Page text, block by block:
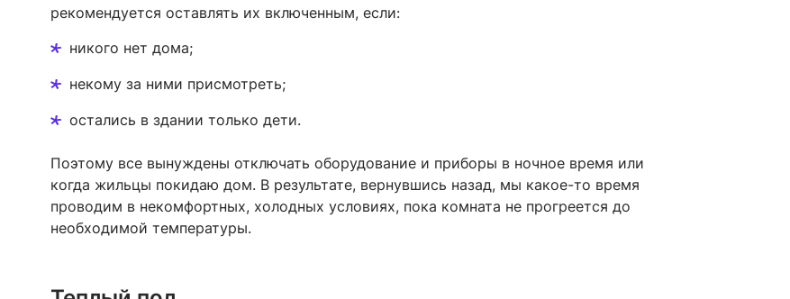
рекомендуется оставлять их включенным, если:
никого нет дома;
некому за ними присмотреть;
остались в здании только дети.
Поэтому все вынуждены отключать оборудование и приборы в ночное время или
когда жильцы покидаю дом. В результате, вернувшись назад, мы какое-то время
проводим в некомфортных, холодных условиях, пока комната не прогреется до
необходимой температуры.